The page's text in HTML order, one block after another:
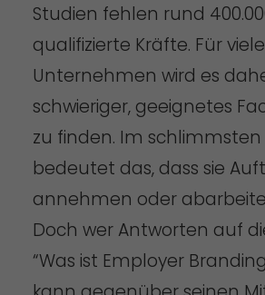
Studien fehlen rund
qualifizierte Kräfte. Für viele
Unternehmen wird es
schwieriger, geeignetes
zu finden. Im schlimmsten
bedeutet das, dass sie
annehmen oder
Doch wer Antworten auf
“Was ist Employer